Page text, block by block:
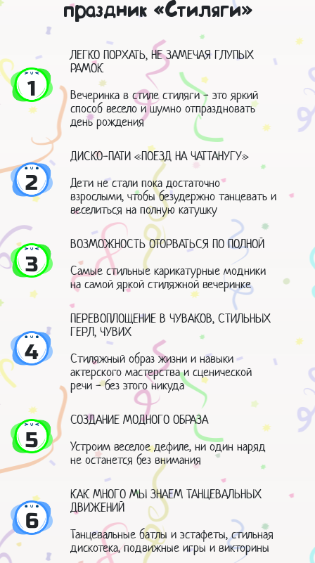
праздник «Стиляги»
1
ЛЕГКО ПОРХАТЬ, НЕ ЗАМЕЧАЯ ГЛУПЫХ
РАМОК
Вечеринка в стиле стиляги - это яркий
способ весело и шумно отпраздновать
день рождения
2
ДИСКО-ПАТИ «ПОЕЗД НА ЧАТТАНУГУ»
Дети не стали пока достаточно
взрослыми, чтобы безудержно танцевать и
веселиться на полную катушку
3
ВОЗМОЖНОСТЬ ОТОРВАТЬСЯ ПО ПОЛНОЙ
Самые стильные карикатурные модники
на самой яркой стиляжной вечеринке
4
ПЕРЕВОПЛОЩЕНИЕ В ЧУВАКОВ, СТИЛЬНЫХ
ГЕРЛ, ЧУВИХ
Стиляжный образ жизни и навыки
актерского мастерства и сценической
речи - без этого никуда
5
СОЗДАНИЕ МОДНОГО ОБРАЗА
Устроим веселое дефиле, ни один наряд
не останется без внимания
6
КАК МНОГО МЫ ЗНАЕМ ТАНЦЕВАЛЬНЫХ
ДВИЖЕНИЙ
Танцевальные батлы и эстафеты, стильная
дискотека, подвижные игры и викторины